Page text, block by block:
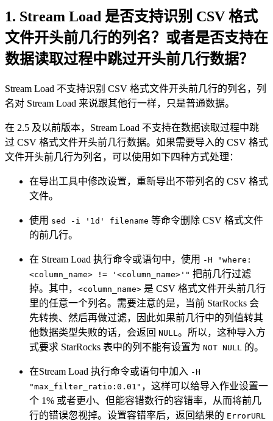
1. Stream Load 是否支持识别 CSV 格式
文件开头前几行的列名？或者是否支持在
数据读取过程中跳过开头前几行数据？
Stream Load 不支持识别 CSV 格式文件开头前几行的列名，列
名对 Stream Load 来说跟其他行一样，只是普通数据。
在 2.5 及以前版本，Stream Load 不支持在数据读取过程中跳
过 CSV 格式文件开头前几行数据。如果需要导入的 CSV 格式
文件开头前几行为列名，可以使用如下四种方式处理：
在导出工具中修改设置，重新导出不带列名的 CSV 格式
文件。
使用 sed -i '1d' filename 等命令删除 CSV 格式文件
的前几行。
在 Stream Load 执行命令或语句中，使用 -H "where:
<column_name> != '<column_name>'" 把前几行过滤
掉。其中， <column_name> 是 CSV 格式文件开头前几行
里的任意一个列名。需要注意的是，当前 StarRocks 会
先转换、然后再做过滤，因此如果前几行中的列值转其
他数据类型失败的话，会返回 NULL 。所以，这种导入方
式要求 StarRocks 表中的列不能有设置为 NOT NULL 的。
在Stream Load 执行命令或语句中加入 -H
"max_filter_ratio:0.01" ，这样可以给导入作业设置一
个 1% 或者更小、但能容错数行的容错率，从而将前几
行的错误忽视掉。设置容错率后，返回结果的 ErrorURL